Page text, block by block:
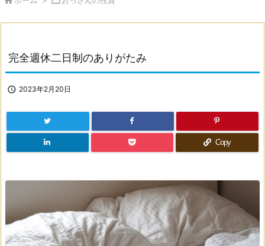
完全週休二日制のありがたみ
 2023年2月20日
Copy